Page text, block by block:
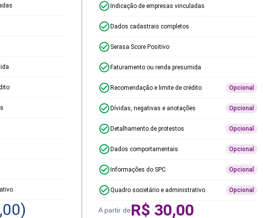
)
Indicação de empresas vinculadas
Dados cadastrais completos
Serasa Score Positivo
Faturamento ou renda presumida
Recomendação e limite de crédito Opcional
Dívidas, negativas e anotações Opcional
Detalhamento de protestos Opcional
Dados comportamentais Opcional
Informações do SPC Opcional
Quadro societário e administrativo Opcional
A partir deR$ 30,00